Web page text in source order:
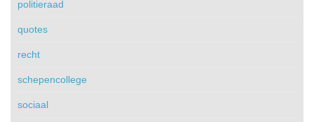
politieraad
quotes
recht
schepencollege
sociaal